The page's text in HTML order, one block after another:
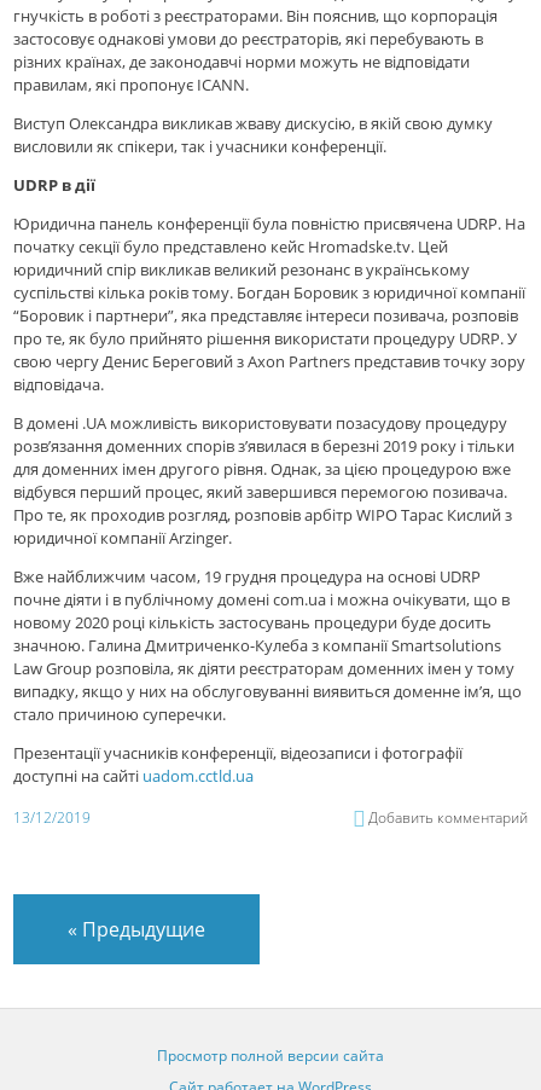
гнучкість в роботі з реєстраторами. Він пояснив, що корпорація
застосовує однакові умови до реєстраторів, які перебувають в
різних країнах, де законодавчі норми можуть не відповідати
правилам, які пропонує ICANN.
Виступ Олександра викликав жваву дискусію, в якій свою думку
висловили як спікери, так і учасники конференції.
UDRP в дії
Юридична панель конференції була повністю присвячена UDRP. На
початку секції було представлено кейс Hromadske.tv. Цей
юридичний спір викликав великий резонанс в українському
суспільстві кілька років тому. Богдан Боровик з юридичної компанії
“Боровик і партнери”, яка представляє інтереси позивача, розповів
про те, як було прийнято рішення використати процедуру UDRP. У
свою чергу Денис Береговий з Axon Partners представив точку зору
відповідача.
В домені .UA можливість використовувати позасудову процедуру
розв’язання доменних спорів з’явилася в березні 2019 року і тільки
для доменних імен другого рівня. Однак, за цією процедурою вже
відбувся перший процес, який завершився перемогою позивача.
Про те, як проходив розгляд, розповів арбітр WIPO Тарас Кислий з
юридичної компанії Arzinger.
Вже найближчим часом, 19 грудня процедура на основі UDRP
почне діяти і в публічному домені com.ua і можна очікувати, що в
новому 2020 році кількість застосувань процедури буде досить
значною. Галина Дмитриченко-Кулеба з компанії Smartsolutions
Law Group розповіла, як діяти реєстраторам доменних імен у тому
випадку, якщо у них на обслуговуванні виявиться доменне ім’я, що
стало причиною суперечки.
Презентації учасників конференції, відеозаписи і фотографії
доступні на сайті uadom.cctld.ua
13/12/2019 Добавить комментарий
« Предыдущие
Просмотр полной версии сайта